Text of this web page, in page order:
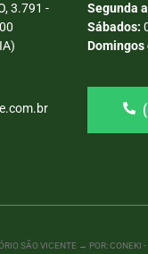
3.791 -
Segunda
Sábados:
Domingos
SÃO VICENTE → POR: CONEKI